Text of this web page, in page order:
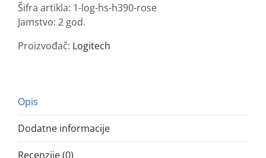
mikrofonom,
USB,
roza
količina
Šifra artikla: 1-log-hs-h390-rose
Jamstvo: 2 god.
Proizvođač: Logitech
Opis
Dodatne informacije
Recenzije (0)